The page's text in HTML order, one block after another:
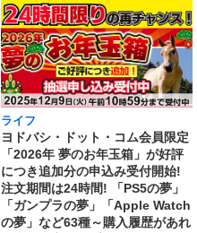
ライフ
ヨドバシ・ドット・コム会員限定
「2026年 夢のお年玉箱」が好評
につき追加分の申込み受付開始!
注文期間は24時間! 「PS5の夢」
「ガンプラの夢」「Apple Watch
の夢」など63種～購入履歴があれ